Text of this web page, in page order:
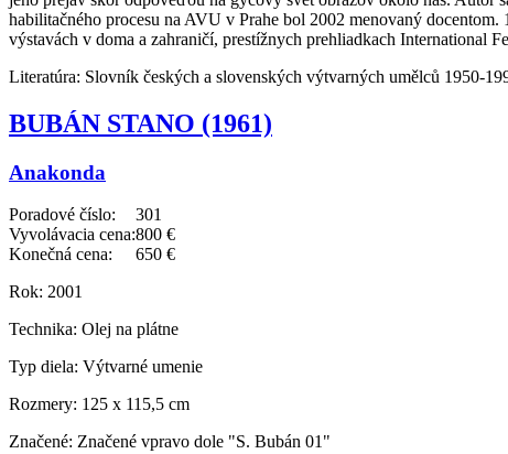
habilitačného procesu na AVU v Prahe bol 2002 menovaný
výstavách v doma a zahraničí, prestížnych prehliadkach International
Literatúra: Slovník českých a slovenských výtvarných umělců 1950-
BUBÁN STANO (1961)
Anakonda
Poradové číslo:
301
Vyvolávacia cena:800 €
Konečná cena:
650 €
Rok: 2001
Technika: Olej na plátne
Typ diela: Výtvarné umenie
Rozmery: 125 x 115,5 cm
Značené: Značené vpravo dole "S. Bubán 01"